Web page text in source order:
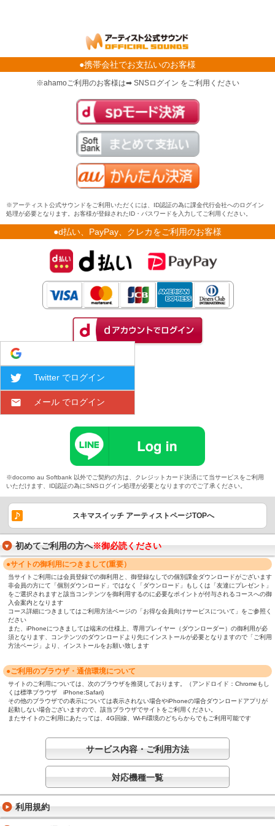
●携帯会社でお支払いのお客様
※ahamoご利用のお客様は➡ SNSログイン をご利用ください
※アーティスト公式サウンドをご利用いただくには、ID認証の為に課金代行会社へのログイン
処理が必要となります。お客様が登録されたID・パスワードを入力してご利用ください。
●d払い、PayPay、クレカをご利用のお客様
Twitter でログイン
メール でログイン
※docomo au Softbank 以外でご契約の方は、クレジットカード決済にて当サービスをご利用
いただけます、ID認証の為にSNSログイン処理が必要となりますのでご了承ください。
スキマスイッチ アーティストページTOPへ
初めてご利用の方へ※御必読ください
●サイトの御利用につきまして(重要）
当サイトご利用には会員登録での御利用と、御登録なしでの個別課金ダウンロードがございます
非会員の方にて「個別ダウンロード」ではなく「ダウンロード」もしくは「友達にプレゼント」
をご選択されますと該当コンテンツを御利用するのに必要なポイントが付与されるコースへの御
入会案内となります
コース詳細につきましてはご利用方法ページの「お得な会員向けサービスについて」をご参照く
ださい
また、iPhoneにつきましては端末の仕様上、専用プレイヤー（ダウンローダー）の御利用が必
須となります、コンテンツのダウンロードより先にインストールが必要となりますので「ご利用
方法ページ」より、インストールをお願い致します
●ご利用のブラウザ・通信環境について
サイトのご利用については、次のブラウザを推奨しております。（アンドロイド：Chromeもし
くは標準ブラウザ iPhone:Safari)
その他のブラウザでの表示については表示されない場合やiPhoneの場合ダウンロードアプリが
起動しない場合ございますので、該当ブラウザでサイトをご利用ください。
またサイトのご利用にあたっては、4G回線、Wi-Fi環境のどちらからでもご利用可能です
サービス内容・ご利用方法
対応機種一覧
利用規約